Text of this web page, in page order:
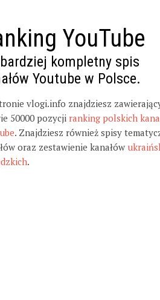
YouTube
kompletny spis
Youtube w Polsce.
vlogi.info znajdziesz
50000 pozycji ranking polskich
. Znajdziesz również spisy
oraz zestawienie kanałów
.